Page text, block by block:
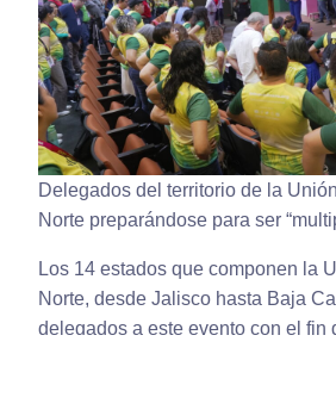
Delegados del territorio de la
Norte preparándose para ser
Los 14 estados que componen la
Norte, desde Jalisco hasta Baja
delegados a este evento con el fin